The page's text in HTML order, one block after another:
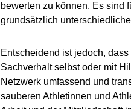
bewerten zu können. Es sind
grundsätzlich
Entscheidend ist jedoch,
Sachverhalt selbst oder mit
Netzwerk umfassend und
sauberen Athletinnen und